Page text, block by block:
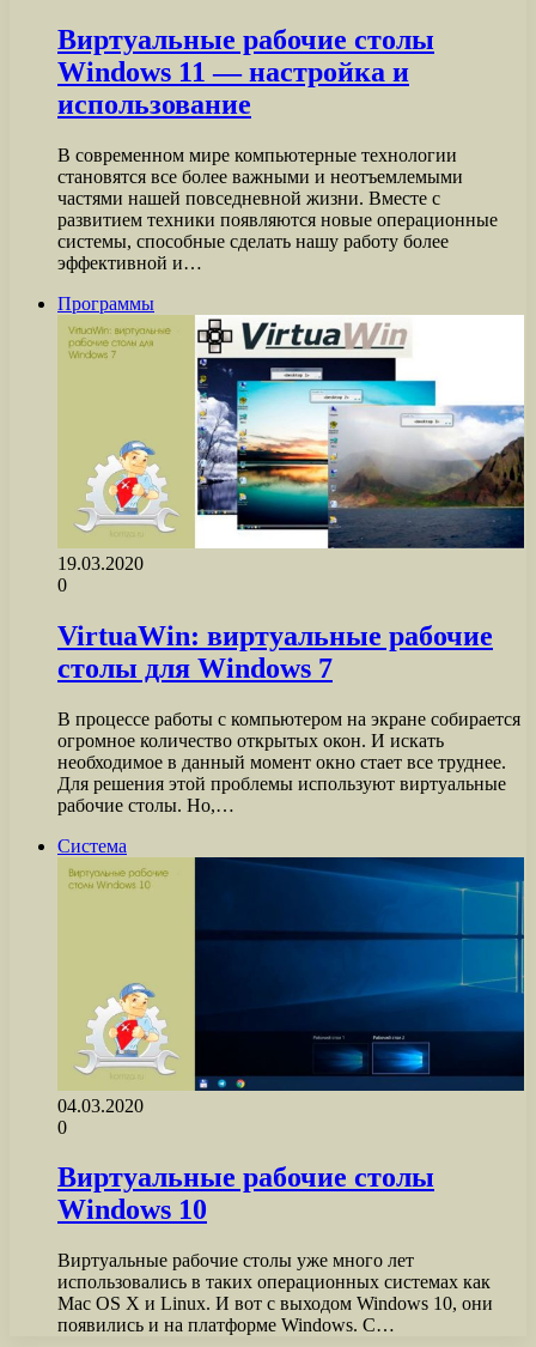
Виртуальные рабочие столы
Windows 11 — настройка и
использование
В современном мире компьютерные технологии
становятся все более важными и неотъемлемыми
частями нашей повседневной жизни. Вместе с
развитием техники появляются новые операционные
системы, способные сделать нашу работу более
эффективной и…
Программы
19.03.2020
0
VirtuaWin: виртуальные рабочие
столы для Windows 7
В процессе работы с компьютером на экране собирается
огромное количество открытых окон. И искать
необходимое в данный момент окно стает все труднее.
Для решения этой проблемы используют виртуальные
рабочие столы. Но,…
Система
04.03.2020
0
Виртуальные рабочие столы
Windows 10
Виртуальные рабочие столы уже много лет
использовались в таких операционных системах как
Mac OS X и Linux. И вот с выходом Windows 10, они
появились и на платформе Windows. С…